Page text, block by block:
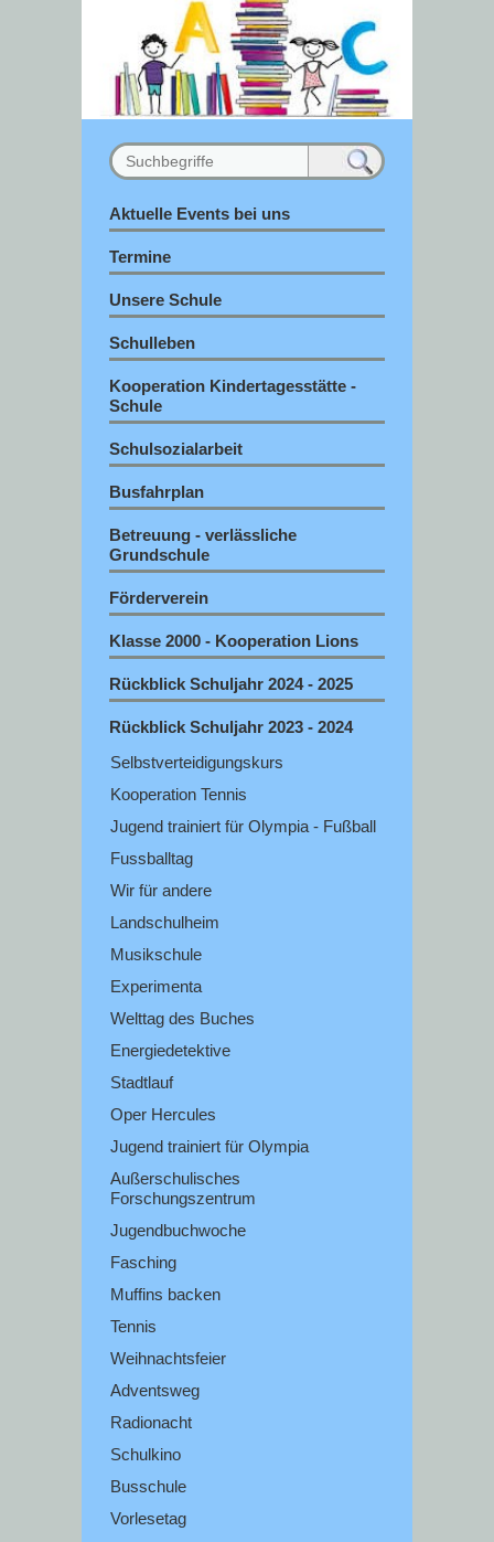
Aktuelle Events bei uns
Termine
Unsere Schule
Schulleben
Kooperation Kindertagesstätte -
Schule
Schulsozialarbeit
Busfahrplan
Betreuung - verlässliche
Grundschule
Förderverein
Klasse 2000 - Kooperation Lions
Rückblick Schuljahr 2024 - 2025
Rückblick Schuljahr 2023 - 2024
Selbstverteidigungskurs
Kooperation Tennis
Jugend trainiert für Olympia - Fußball
Fussballtag
Wir für andere
Landschulheim
Musikschule
Experimenta
Welttag des Buches
Energiedetektive
Stadtlauf
Oper Hercules
Jugend trainiert für Olympia
Außerschulisches
Forschungszentrum
Jugendbuchwoche
Fasching
Muffins backen
Tennis
Weihnachtsfeier
Adventsweg
Radionacht
Schulkino
Busschule
Vorlesetag